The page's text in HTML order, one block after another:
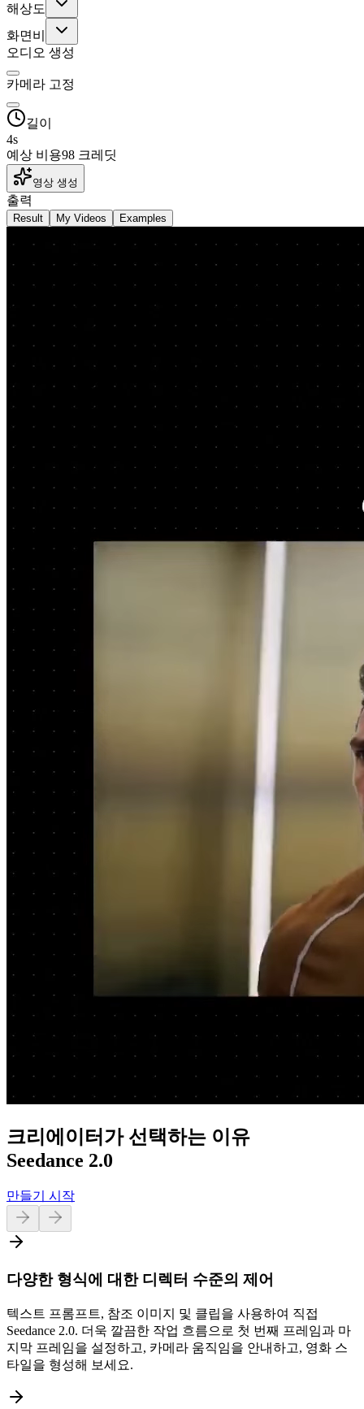
해상도
화면비
오디오 생성
카메라 고정
길이
4s
예상 비용98 크레딧
영상 생성
출력
Result My Videos Examples
크리에이터가 선택하는 이유
Seedance 2.0
만들기 시작
다양한 형식에 대한 디렉터 수준의 제어
텍스트 프롬프트, 참조 이미지 및 클립을 사용하여 직접
Seedance 2.0. 더욱 깔끔한 작업 흐름으로 첫 번째 프레임과 마
지막 프레임을 설정하고, 카메라 움직임을 안내하고, 영화 스
타일을 형성해 보세요.